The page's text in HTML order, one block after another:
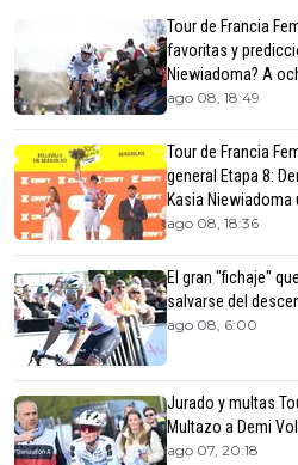
Tour de Francia
favoritas y
Niewiadoma? A
ago 08, 18:49
Tour de Francia
general Etapa 8:
Kasia Niewiadoma
ago 08, 18:36
El gran "fichaje"
salvarse del
ago 08, 6:00
Jurado y multas
Multazo a Demi
ago 07, 20:18